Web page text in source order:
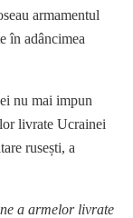
armamentul
în adâncimea
nu mai impun
livrate Ucrainei
rusești, a
a armelor livrate